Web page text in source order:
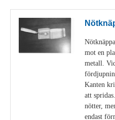
mot en
metall.
Kanten
att
nötter,
endast